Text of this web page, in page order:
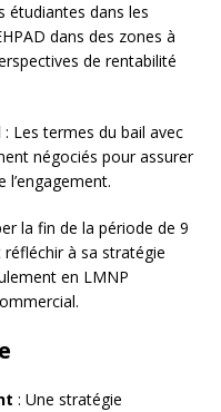
étudiantes dans les
dans des zones à
de rentabilité
: Les termes du bail avec
négociés pour assurer
la fin de la période de 9
réfléchir à sa stratégie
en LMNP
: Une stratégie